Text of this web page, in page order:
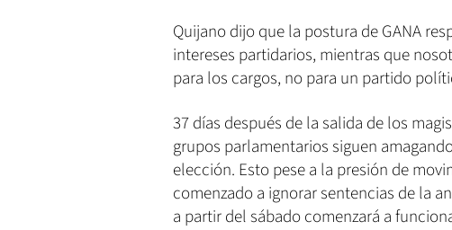
Quijano dijo que la postura de GANA
intereses partidarios, mientras que
para los cargos, no para un partido
37 días después de la salida de los
grupos parlamentarios siguen
elección. Esto pese a la presión de
comenzado a ignorar sentencias de la
a partir del sábado comenzará a